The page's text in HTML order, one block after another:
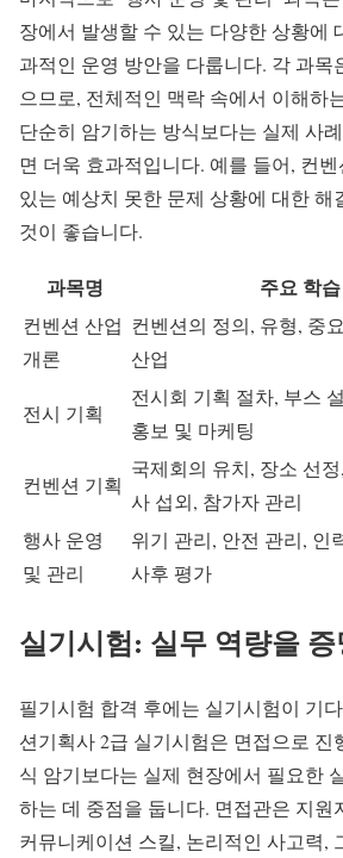
장에서 발생할 수 있는 다양한 상황에
과적인 운영 방안을 다룹니다. 각 과목
으므로, 전체적인 맥락 속에서 이해하
단순히 암기하는 방식보다는 실제 사
면 더욱 효과적입니다. 예를 들어, 컨
있는 예상치 못한 문제 상황에 대한 해
것이 좋습니다.
과목명 주요 학
컨벤션 산업
개론
컨벤션의 정의, 유형, 중
산업
전시 기획
전시회 기획 절차, 부스
홍보 및 마케팅
컨벤션 기획
국제회의 유치, 장소 선
사 섭외, 참가자 관리
행사 운영
및 관리
위기 관리, 안전 관리, 인
사후 평가
실기시험: 실무 역량을
필기시험 합격 후에는 실기시험이 기
션기획사 2급 실기시험은 면접으로 진
식 암기보다는 실제 현장에서 필요한
하는 데 중점을 둡니다. 면접관은 지원
커뮤니케이션 스킬, 논리적인 사고력,